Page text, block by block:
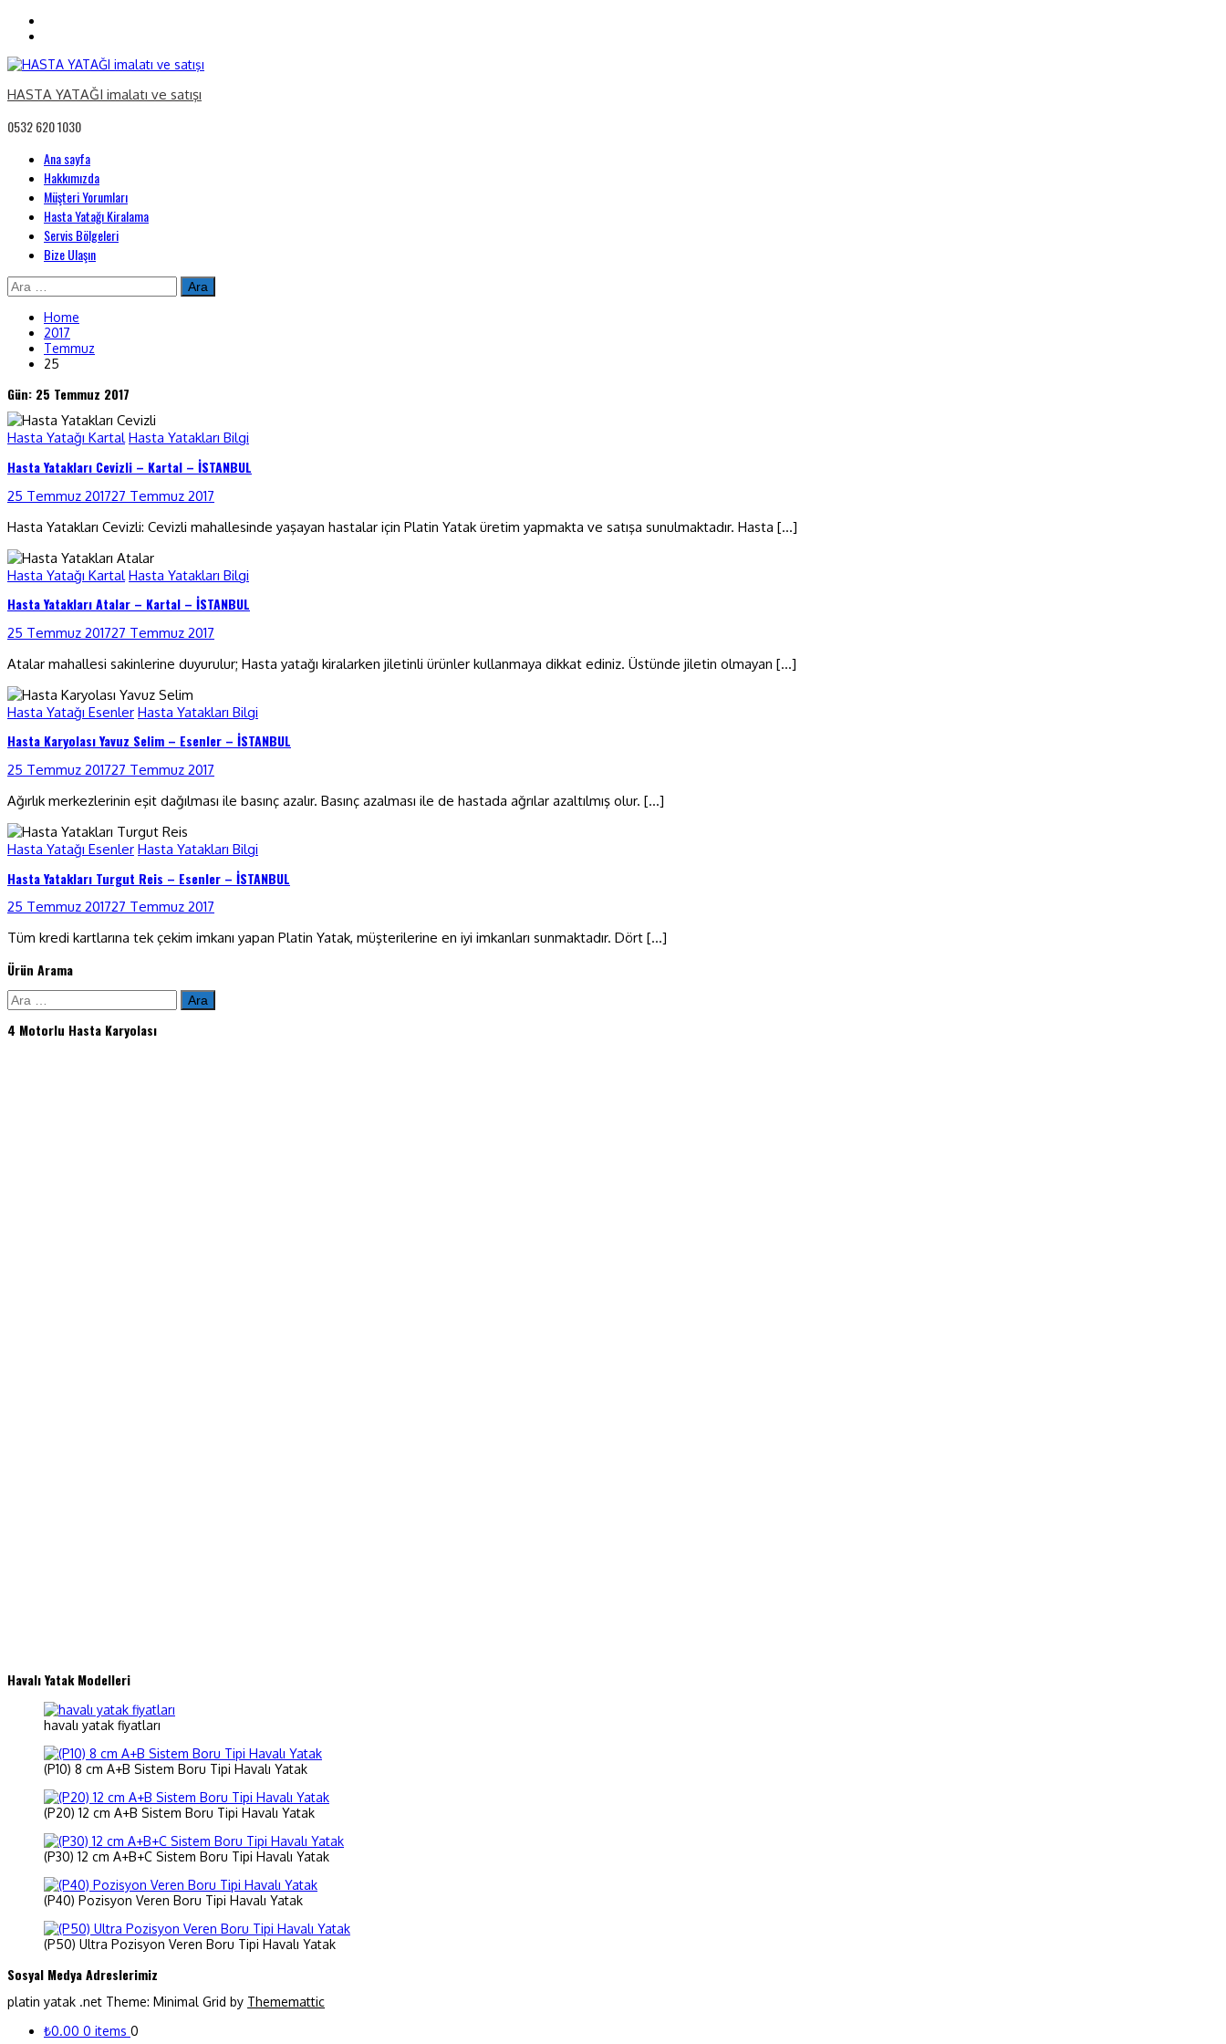
HASTA YATAĞI imalatı ve satışı
0532 620 1030
PrimaryAna sayfa
Hakkımızda
Müşteri Yorumları
Hasta Yatağı Kiralama
Servis Bölgeleri
Bize Ulaşın
Skip
to
content
Arama:
Home
2017
Temmuz
25
Gün: 25 Temmuz 2017
Hasta Yatağı Kartal Hasta Yatakları Bilgi
Hasta Yatakları Cevizli – Kartal – İSTANBUL
25 Temmuz 201727 Temmuz 2017
Hasta Yatakları Cevizli: Cevizli mahallesinde yaşayan hastalar için Platin Yatak üretim yapmakta ve satışa sunulmaktadır. Hasta […]
Hasta Yatağı Kartal Hasta Yatakları Bilgi
Hasta Yatakları Atalar – Kartal – İSTANBUL
25 Temmuz 201727 Temmuz 2017
Atalar mahallesi sakinlerine duyurulur; Hasta yatağı kiralarken jiletinli ürünler kullanmaya dikkat ediniz. Üstünde jiletin olmayan […]
Hasta Yatağı Esenler Hasta Yatakları Bilgi
Hasta Karyolası Yavuz Selim – Esenler – İSTANBUL
25 Temmuz 201727 Temmuz 2017
Ağırlık merkezlerinin eşit dağılması ile basınç azalır. Basınç azalması ile de hastada ağrılar azaltılmış olur. […]
Hasta Yatağı Esenler Hasta Yatakları Bilgi
Hasta Yatakları Turgut Reis – Esenler – İSTANBUL
25 Temmuz 201727 Temmuz 2017
Tüm kredi kartlarına tek çekim imkanı yapan Platin Yatak, müşterilerine en iyi imkanları sunmaktadır. Dört […]
Ürün Arama
Arama:
4 Motorlu Hasta Karyolası
Havalı Yatak Modelleri
havalı yatak fiyatları
(P10) 8 cm A+B Sistem Boru Tipi Havalı Yatak
(P20) 12 cm A+B Sistem Boru Tipi Havalı Yatak
(P30) 12 cm A+B+C Sistem Boru Tipi Havalı Yatak
(P40) Pozisyon Veren Boru Tipi Havalı Yatak
(P50) Ultra Pozisyon Veren Boru Tipi Havalı Yatak
Sosyal Medya Adreslerimiz
platin yatak .net Theme: Minimal Grid by Thememattic
₺0.00 0 items 0